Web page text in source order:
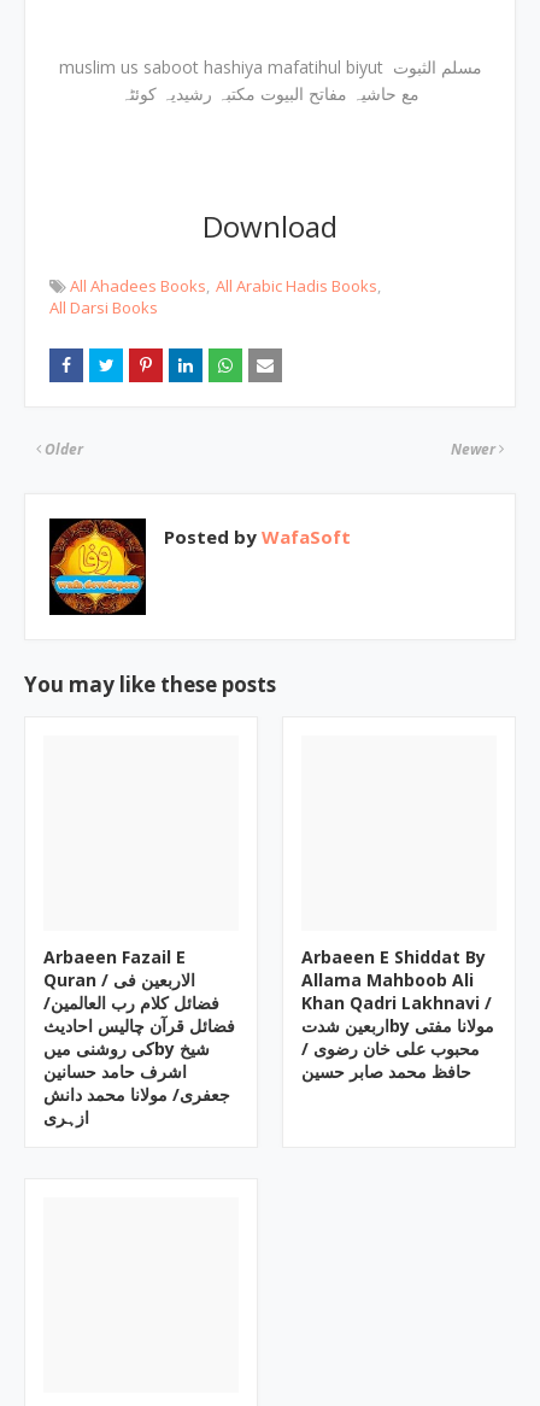
muslim us saboot hashiya mafatihul biyut مسلم الثبوت
مع حاشیہ مفاتح البیوت مکتبہ رشیدیہ کوئٹہ
Download
All Ahadees Books All Arabic Hadis Books
All Darsi Books
Newer
Older
Posted by WafaSoft
You may like these posts
Arbaeen Fazail E
Quran / الاربعین فی
فضائل کلام رب العالمین/
فضائل قرآن چالیس احادیث
کی روشنی میںby شیخ
اشرف حامد حسانین
جعفری/ مولانا محمد دانش
ازہری
Arbaeen E Shiddat By
Allama Mahboob Ali
Khan Qadri Lakhnavi /
اربعین شدتby مولانا مفتی
محبوب علی خان رضوی /
حافظ محمد صابر حسین